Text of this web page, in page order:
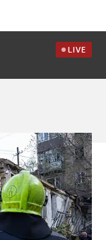
LIVE